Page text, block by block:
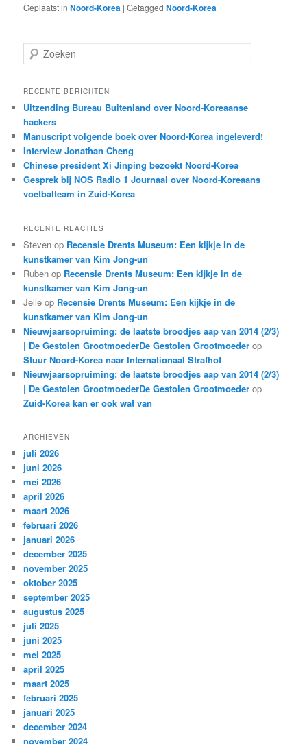
Geplaatst in Noord-Korea |Getagged Noord-Korea
o
k
n
RECENTE BERICHTEN
Uitzending Bureau Buitenland over Noord-Koreaanse
hackers
Manuscript volgende boek over Noord-Korea ingeleverd!
Interview Jonathan Cheng
Chinese president Xi Jinping bezoekt Noord-Korea
Gesprek bij NOS Radio 1 Journaal over Noord-Koreaans
voetbalteam in Zuid-Korea
RECENTE REACTIES
Steven op Recensie Drents Museum: Een kijkje in de
kunstkamer van Kim Jong-un
Ruben op Recensie Drents Museum: Een kijkje in de
kunstkamer van Kim Jong-un
Jelle op Recensie Drents Museum: Een kijkje in de
kunstkamer van Kim Jong-un
Nieuwjaarsopruiming: de laatste broodjes aap van 2014 (2/3)
| De Gestolen GrootmoederDe Gestolen Grootmoeder op
Stuur Noord-Korea naar Internationaal Strafhof
Nieuwjaarsopruiming: de laatste broodjes aap van 2014 (2/3)
| De Gestolen GrootmoederDe Gestolen Grootmoeder op
Zuid-Korea kan er ook wat van
ARCHIEVEN
juli 2026
juni 2026
mei 2026
april 2026
maart 2026
februari 2026
januari 2026
december 2025
november 2025
oktober 2025
september 2025
augustus 2025
juli 2025
juni 2025
mei 2025
april 2025
maart 2025
februari 2025
januari 2025
december 2024
november 2024